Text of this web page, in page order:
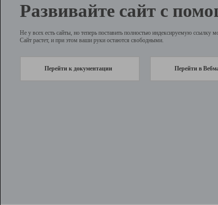
Развивайте сайт с
Не у всех есть сайты, но теперь поставить полностью индексируемую
Сайт растет, и при этом ваши руки остаются свободными.
Перейти к документации Перейти в